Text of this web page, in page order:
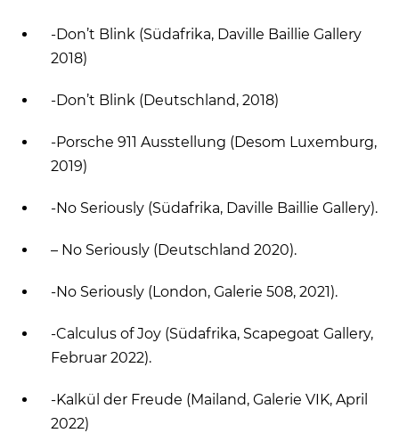
-Don’t Blink (Südafrika, Daville Baillie Gallery
2018)
-Don’t Blink (Deutschland, 2018)
-Porsche 911 Ausstellung (Desom Luxemburg,
2019)
-No Seriously (Südafrika, Daville Baillie Gallery).
– No Seriously (Deutschland 2020).
-No Seriously (London, Galerie 508, 2021).
-Calculus of Joy (Südafrika, Scapegoat Gallery,
Februar 2022).
-Kalkül der Freude (Mailand, Galerie VIK, April
2022)